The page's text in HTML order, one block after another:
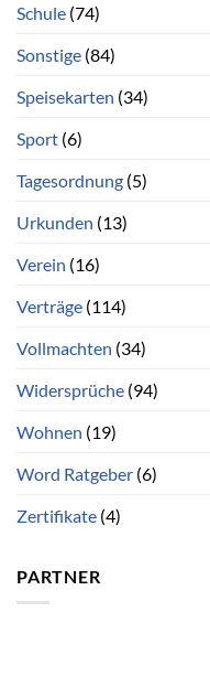
Schule (74)
Sonstige (84)
Speisekarten (34)
Sport (6)
Tagesordnung (5)
Urkunden (13)
Verein (16)
Verträge (114)
Vollmachten (34)
Widersprüche (94)
Wohnen (19)
Word Ratgeber (6)
Zertifikate (4)
PARTNER